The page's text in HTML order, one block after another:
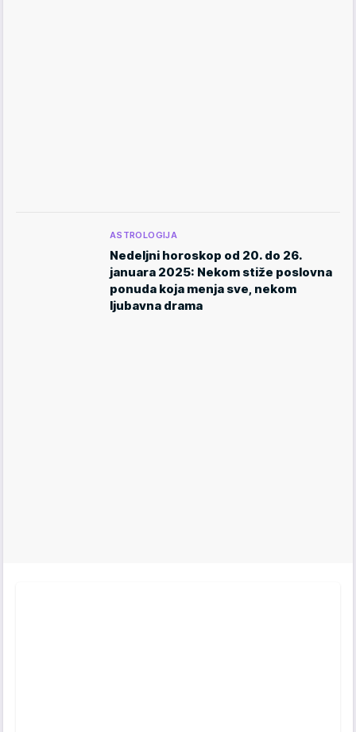
ASTROLOGIJA
Nedeljni horoskop od 20. do 26.
januara 2025: Nekom stiže poslovna
ponuda koja menja sve, nekom
ljubavna drama